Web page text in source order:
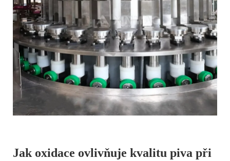
Jak oxidace ovlivňuje kvalitu piva při